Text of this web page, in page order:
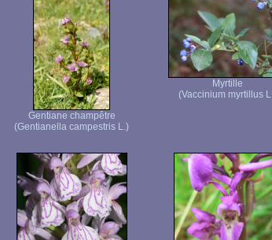
Gentiane champêtre
(Gentianella campestris L.)
Myrtille
(Vaccinium myrtillus